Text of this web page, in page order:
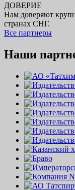
ДОВЕРИЕ
Нам доверяют
странах СНГ.
Все партнеры
Наши